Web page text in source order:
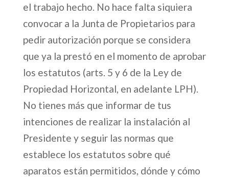
el trabajo hecho. No hace falta siquiera
convocar a la Junta de Propietarios para
pedir autorización porque se considera
que ya la prestó en el momento de aprobar
los estatutos (arts. 5 y 6 de la Ley de
Propiedad Horizontal, en adelante LPH).
No tienes más que informar de tus
intenciones de realizar la instalación al
Presidente y seguir las normas que
establece los estatutos sobre qué
aparatos están permitidos, dónde y cómo